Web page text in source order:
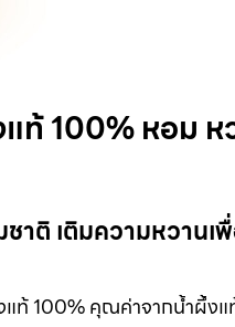
ท้ 100% หอม
าติ เติมความหวาน
ท้ 100% คุณค่าจากน้ำผึ้ง